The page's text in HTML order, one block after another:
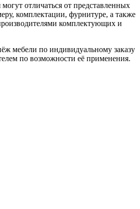
отличаться от представленных
комплектации, фурнитуре, а также
комплектующих и
мебели по индивидуальному заказу
по возможности её применения.